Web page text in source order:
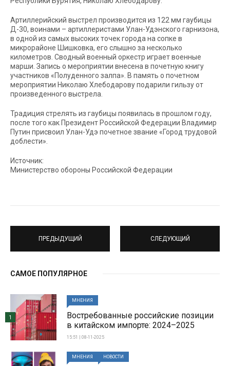
Артиллерийский выстрел производится из 122 мм гаубицы
Д-30, воинами – артиллеристами Улан-Удэнского гарнизона,
в одной из самых высоких точек города на сопке в
микрорайоне Шишковка, его слышно за несколько
километров. Сводный военный оркестр играет военные
марши. Запись о мероприятии внесена в почетную книгу
участников «Полуденного залпа». В память о почетном
мероприятии Николаю Хлебодарову подарили гильзу от
произведенного выстрела.
Традиция стрелять из гаубицы появилась в прошлом году,
после того как Президент Российской Федерации Владимир
Путин присвоил Улан-Удэ почетное звание «Город трудовой
доблести».
Источник:
Министерство обороны Российской Федерации
ПРЕДЫДУЩИЙ СЛЕДУЮЩИЙ
САМОЕ ПОПУЛЯРНОЕ
МНЕНИЯ
Востребованные российские позиции
в китайском импорте: 2024–2025
15:51 | 08-11-2025
1
МНЕНИЯ НОВОСТИ